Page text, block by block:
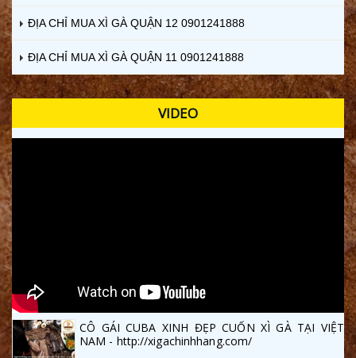
ĐỊA CHỈ MUA XÌ GÀ QUẬN 12 0901241888
ĐỊA CHỈ MUA XÌ GÀ QUẬN 11 0901241888
VIDEO
CÔ GÁI CUBA XINH ĐẸP CUỐN XÌ GÀ TẠI VIỆT
NAM - http://xigachinhhang.com/